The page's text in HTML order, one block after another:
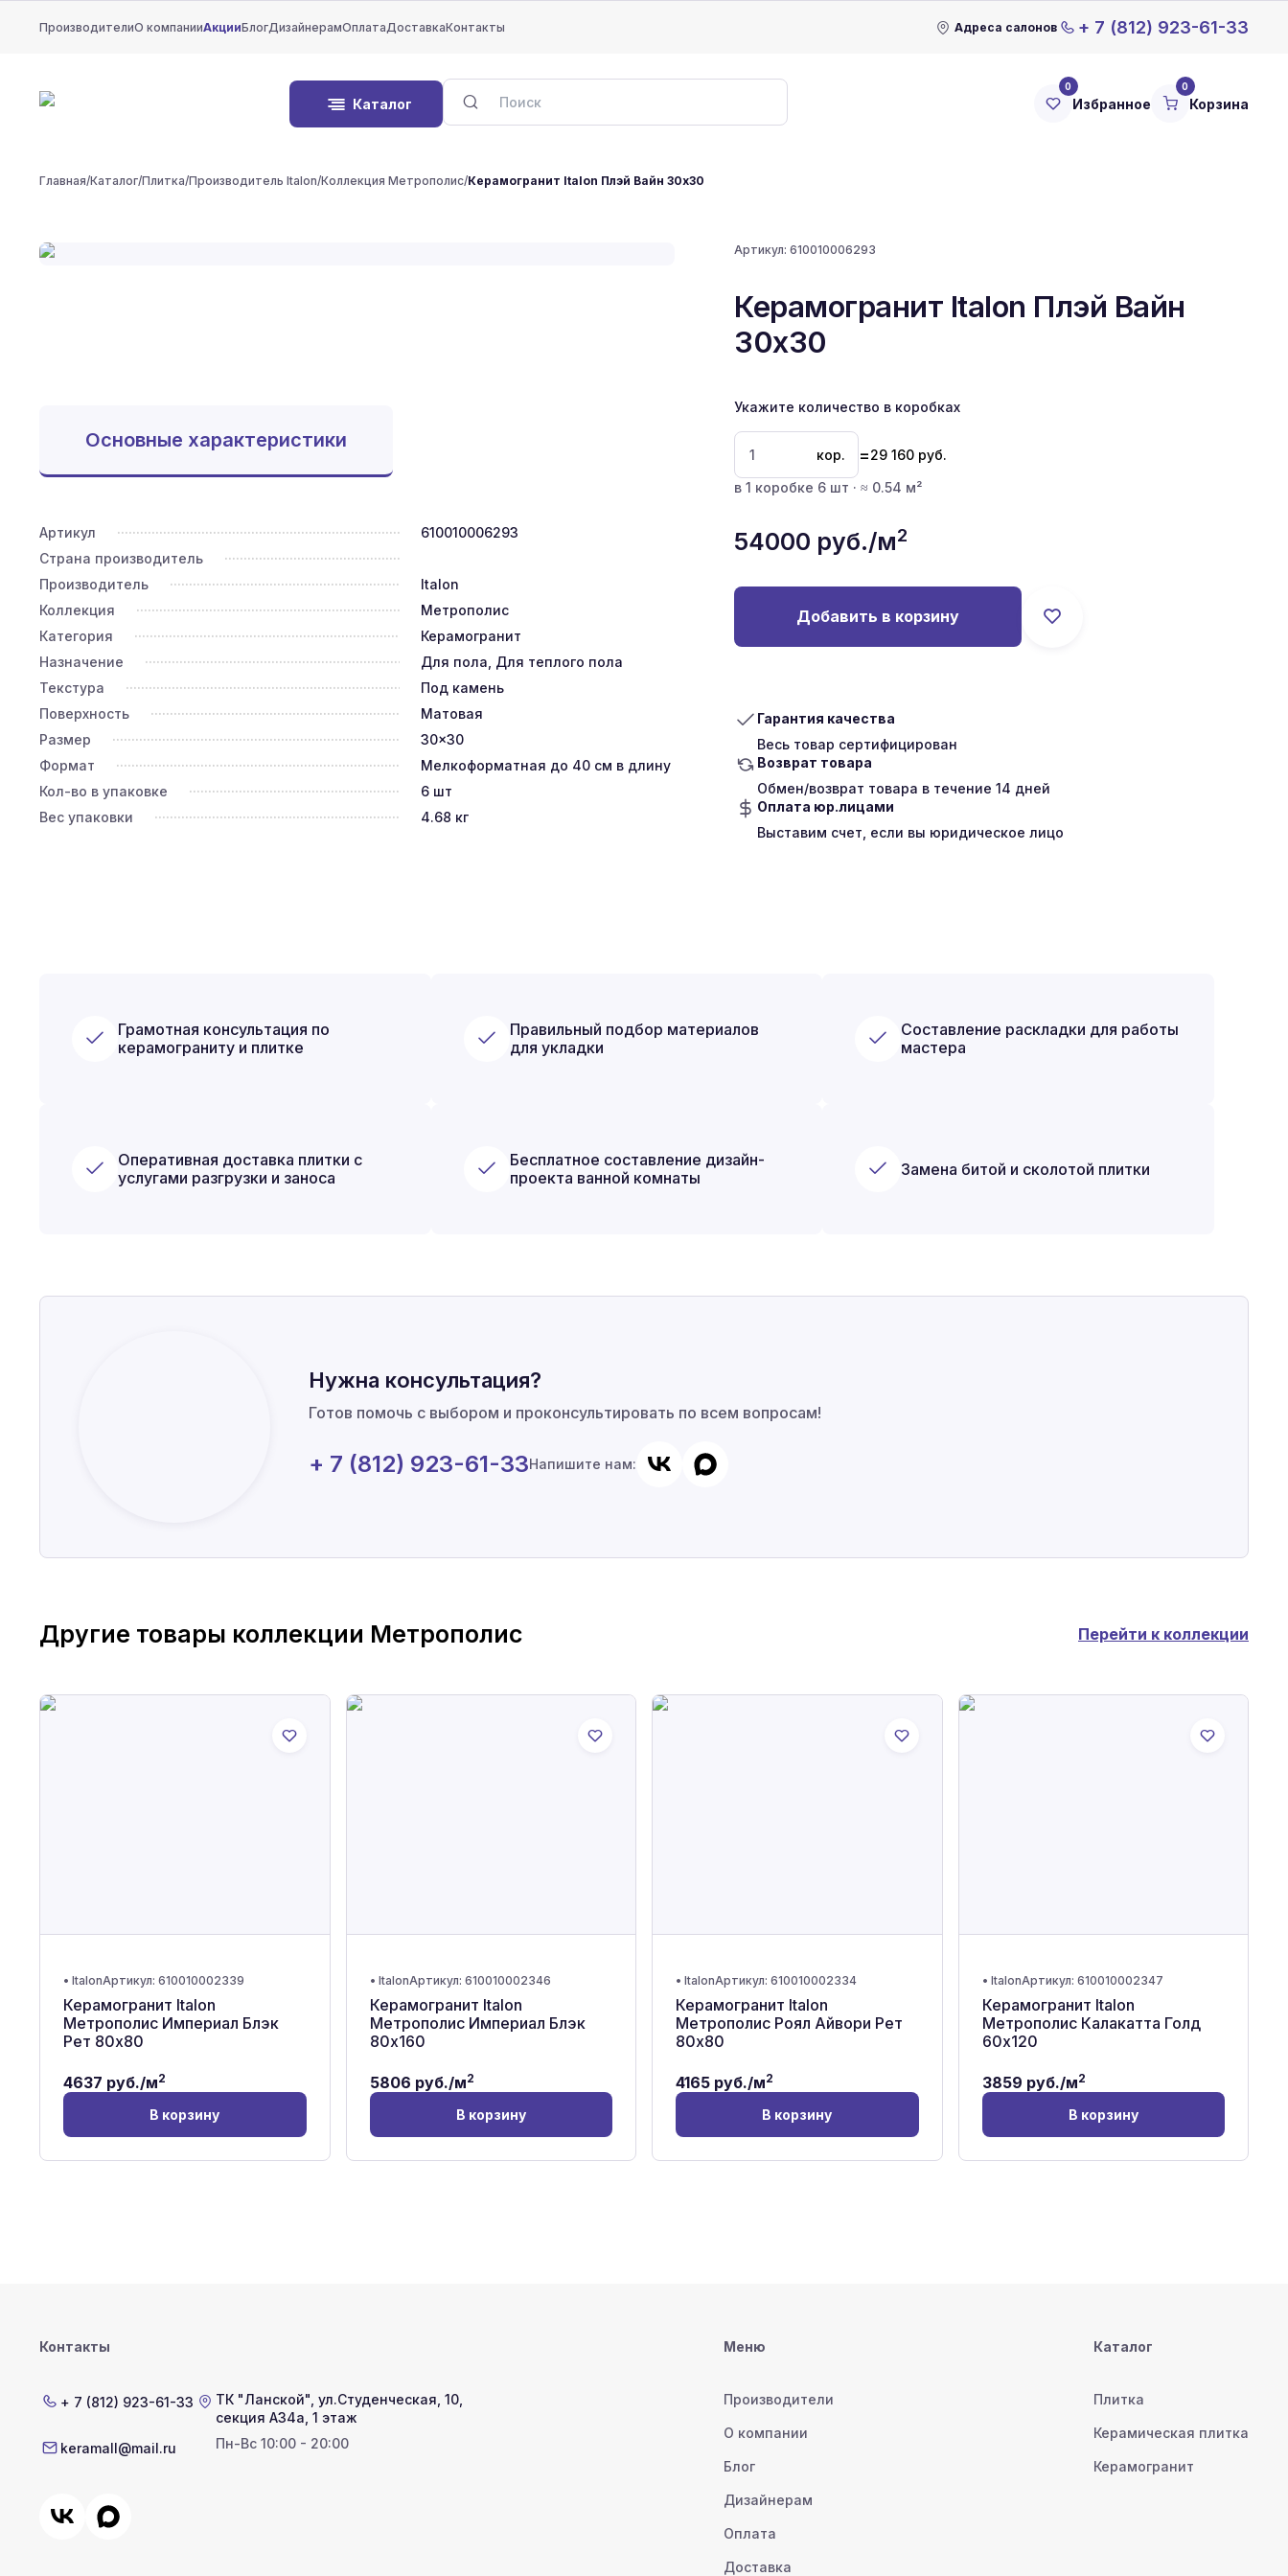
ПроизводителиО компанииАкцииБлогДизайнерамОплатаДоставкаКонтакты Адреса салонов + 7 (812) 923-61-33
Каталог
0
Избранное
0
Корзина
Главная/Каталог/Плитка/Производитель Italon/Коллекция Метрополис/Керамогранит Italon Плэй Вайн 30x30
Артикул:610010006293
Керамогранит Italon Плэй Вайн
30x30
Укажите количество в коробках
кор. =29 160 руб.
в 1 коробке 6 шт · ≈ 0.54 м²
54000 руб./м2
Добавить в корзину
Гарантия качества
Весь товар сертифицирован
Возврат товара
Обмен/возврат товара в течение 14 дней
Оплата юр.лицами
Выставим счет, если вы юридическое лицо
Основные характеристики
Артикул
610010006293
Страна производитель
Производитель
Italon
Коллекция
Метрополис
Категория
Керамогранит
Назначение
Для пола, Для теплого пола
Текстура
Под камень
Поверхность
Матовая
Размер
30x30
Формат
Мелкоформатная до 40 см в длину
Кол-во в упаковке
6шт
Вес упаковки
4.68 кг
Грамотная консультация по
керамограниту и плитке
Правильный подбор материалов
для укладки
Составление раскладки для работы
мастера
Оперативная доставка плитки с
услугами разгрузки и заноса
Бесплатное составление дизайн-
проекта ванной комнаты
Замена битой и сколотой плитки
Нужна консультация?
Готов помочь с выбором и проконсультировать по всем вопросам!
+ 7 (812) 923-61-33Напишите нам:
Другие товары коллекции Метрополис Перейти к коллекции
• ItalonАртикул: 610010002339
Керамогранит Italon
Метрополис Империал Блэк
Рет 80x80
4637 руб./м2
В корзину
• ItalonАртикул: 610010002346
Керамогранит Italon
Метрополис Империал Блэк
80x160
5806 руб./м2
В корзину
• ItalonАртикул: 610010002334
Керамогранит Italon
Метрополис Роял Айвори Рет
80x80
4165 руб./м2
В корзину
• ItalonАртикул: 610010002347
Керамогранит Italon
Метрополис Калакатта Голд
60x120
3859 руб./м2
В корзину
Контакты
+ 7 (812) 923-61-33
keramall@mail.ru
ТК "Ланской" ул.Студенческая, 10,
секция А34а, 1 этаж
Пн-Вс 10:00 - 20:00
Меню
Производители
О компании
Блог
Дизайнерам
Оплата
Доставка
Каталог
Плитка
Керамическая плитка
Керамогранит